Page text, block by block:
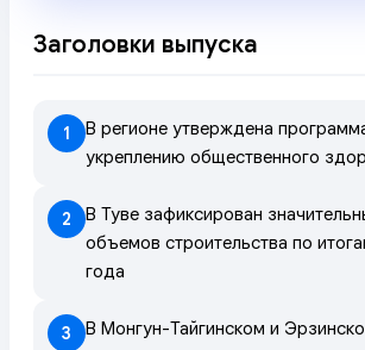
Заголовки выпуска
1
В регионе утверждена
укреплению общественного
2
В Туве зафиксирован
объемов строительства по
года
3
В Монгун-Тайгинском и